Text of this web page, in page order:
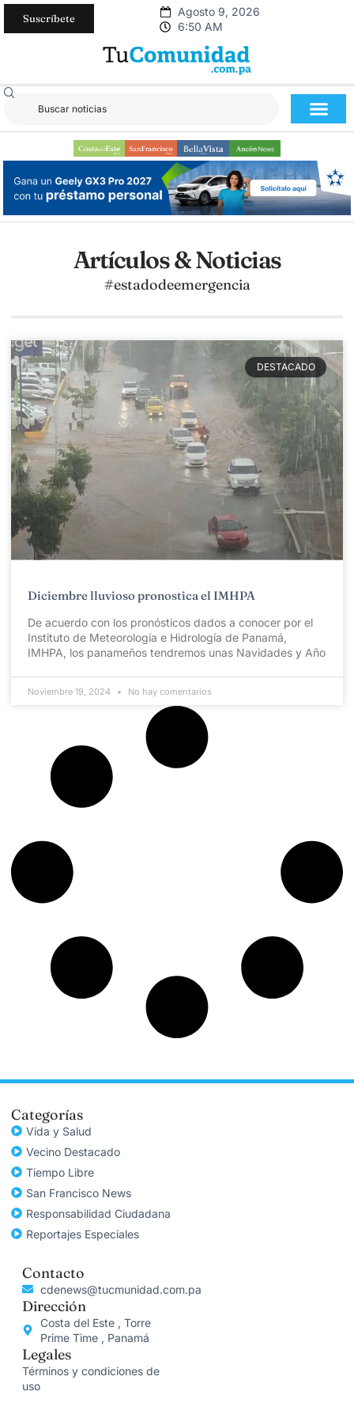
Suscríbete
Agosto 9, 2026
6:50 AM
Artículos & Noticias
#estadodeemergencia
DESTACADO
Diciembre lluvioso pronostica el IMHPA
De acuerdo con los pronósticos dados a conocer por el
Instituto de Meteorología e Hidrología de Panamá,
IMHPA, los panameños tendremos unas Navidades y Año
Noviembre 19, 2024 No hay comentarios
Categorías
Vida y Salud
Vecino Destacado
Tiempo Libre
San Francisco News
Responsabilidad Ciudadana
Reportajes Especiales
Contacto
cdenews@tucmunidad.com.pa
Dirección
Costa del Este , Torre
Prime Time , Panamá
Legales
Términos y condiciones de
uso